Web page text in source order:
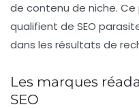
de contenu de niche.
qualifient de SEO
dans les résultats de
Les marques
SEO